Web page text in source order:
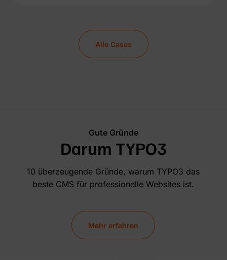
Alle Cases
Gute Gründe
Darum TYPO3
10 überzeugende Gründe, warum TYPO3 das
beste CMS für professionelle Websites ist.
Mehr erfahren